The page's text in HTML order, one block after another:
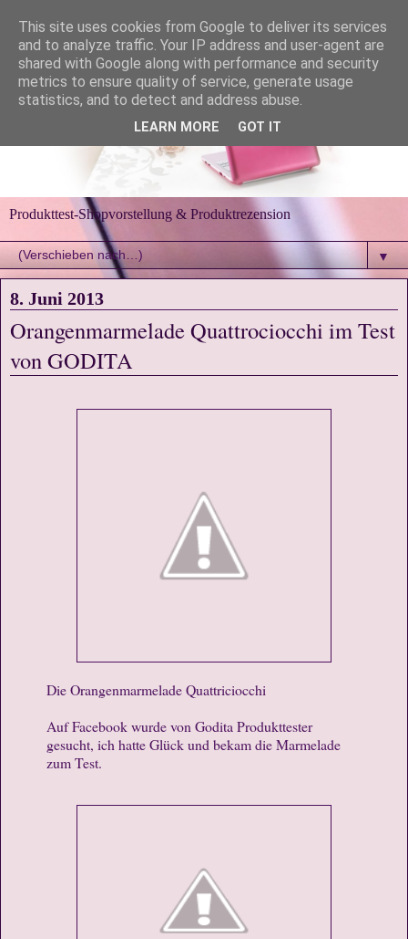
Produkttest-Shopvorstellung & Produktrezension
▼
8. Juni 2013
Orangenmarmelade Quattrociocchi im Test
von GODITA
Die Orangenmarmelade Quattriciocchi
Auf Facebook wurde von Godita Produkttester
gesucht, ich hatte Glück und bekam die Marmelade
zum Test.
This site uses cookies from Google to deliver its services
and to analyze traffic. Your IP address and user-agent are
shared with Google along with performance and security
metrics to ensure quality of service, generate usage
statistics, and to detect and address abuse.
LEARN MORE GOT IT